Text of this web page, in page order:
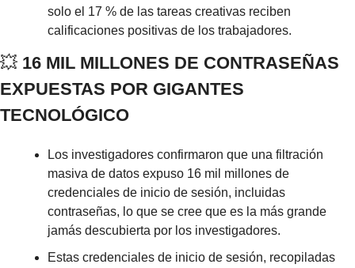
solo el 17 % de las tareas creativas reciben
calificaciones positivas de los trabajadores.
💥 16 MIL MILLONES DE CONTRASEÑAS
EXPUESTAS POR GIGANTES
TECNOLÓGICO
Los investigadores confirmaron que una filtración
masiva de datos expuso 16 mil millones de
credenciales de inicio de sesión, incluidas
contraseñas, lo que se cree que es la más grande
jamás descubierta por los investigadores.
Estas credenciales de inicio de sesión, recopiladas